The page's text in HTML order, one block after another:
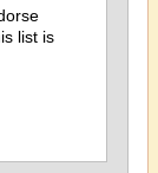
list is